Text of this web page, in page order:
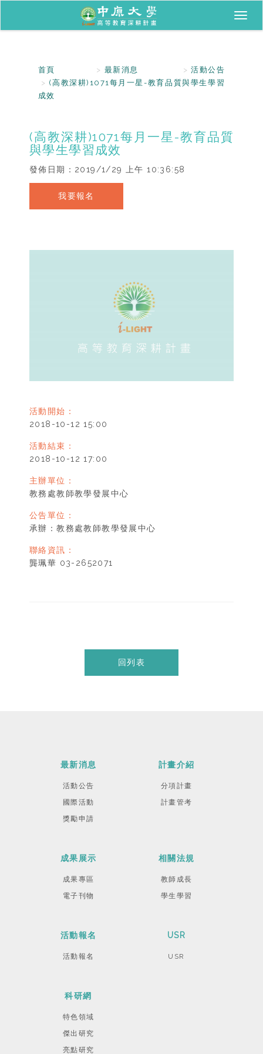
首頁 最新消息
活動公告
(高教深耕)1071每月一星-教育品質與學生學習
成效
(高教深耕)1071每月一星-教育品質
與學生學習成效
發佈日期： 2019/1/29 上午 10:36:58
我要報名
活動開始：
2018-10-12 15:00
活動結束：
2018-10-12 17:00
主辦單位：
教務處教師教學發展中心
公告單位：
承辦：教務處教師教學發展中心
聯絡資訊：
龔珮華 03-2652071
回列表
最新消息
活動公告
國際活動
獎勵申請
計畫介紹
分項計畫
計畫管考
成果展示
成果專區
電子刊物
相關法規
教師成長
學生學習
活動報名
活動報名
USR
USR
科研網
特色領域
傑出研究
亮點研究